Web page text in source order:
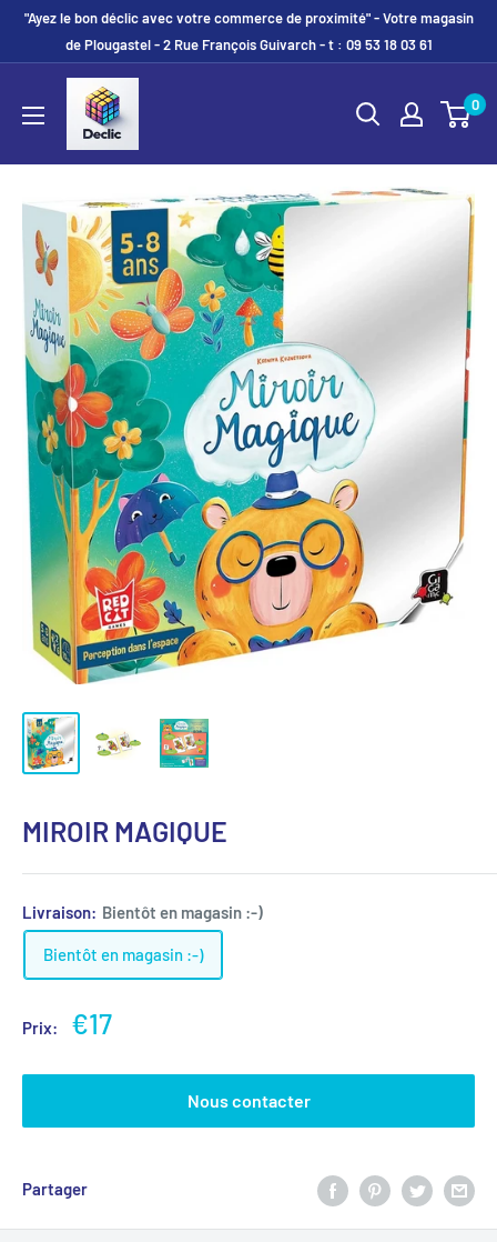
"Ayez le bon déclic avec votre commerce de proximité" - Votre magasin
de Plougastel - 2 Rue François Guivarch - t : 09 53 18 03 61
0
MIROIR MAGIQUE
Livraison: Bientôt en magasin :-)
Bientôt en magasin :-)
Prix: €17
Nous contacter
Partager